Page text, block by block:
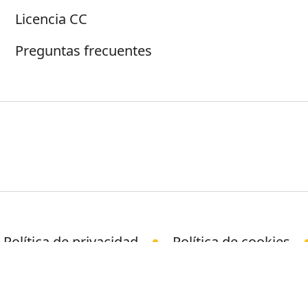
Licencia CC
Preguntas frecuentes
Política de privacidad Política de cookies